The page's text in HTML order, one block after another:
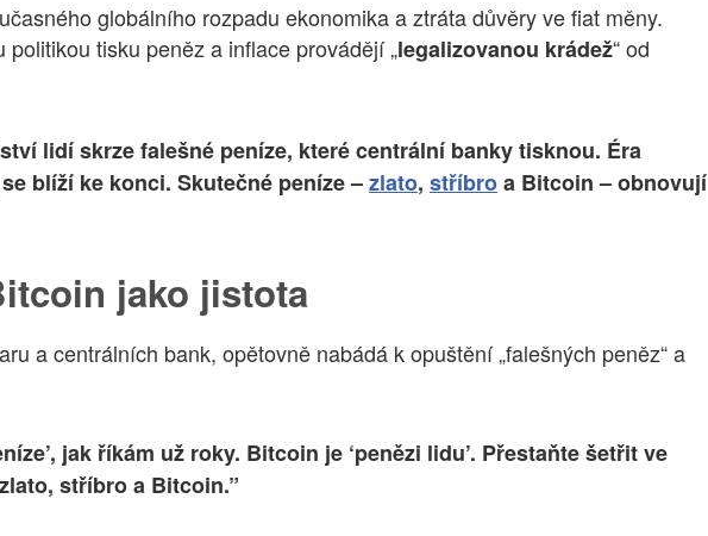
globálního rozpadu ekonomika a ztráta důvěry ve fiat měny.
tisku peněz a inflace provádějí „legalizovanou krádež“ od
lidí skrze falešné peníze, které centrální banky tisknou. Éra
blíží ke konci. Skutečné peníze –zlato, stříbroa Bitcoin – obnovují
jako jistota
a centrálních bank, opětovně nabádá k opuštění „falešných peněz“ a
jak říkám už roky. Bitcoin je ‘penězi lidu’. Přestaňte šetřit ve
stříbro a Bitcoin.”